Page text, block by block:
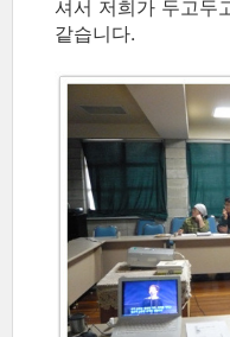
셔서 저희가 두고두
같습니다.